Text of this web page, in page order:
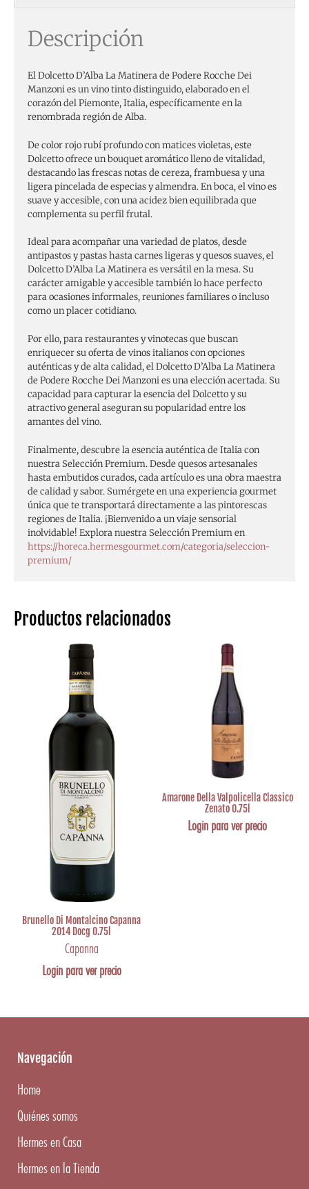
Productos relacionados
Brunello Di Montalcino Capanna
2014 Docg 0.75l
Capanna
Login para ver precio
Amarone Della Valpolicella Classico
Zenato 0.75l
Login para ver precio
Descripción
El Dolcetto D’Alba La Matinera de Podere Rocche Dei
Manzoni es un vino tinto distinguido, elaborado en el
corazón del Piemonte, Italia, específicamente en la
renombrada región de Alba.
De color rojo rubí profundo con matices violetas, este
Dolcetto ofrece un bouquet aromático lleno de vitalidad,
destacando las frescas notas de cereza, frambuesa y una
ligera pincelada de especias y almendra. En boca, el vino es
suave y accesible, con una acidez bien equilibrada que
complementa su perfil frutal.
Ideal para acompañar una variedad de platos, desde
antipastos y pastas hasta carnes ligeras y quesos suaves, el
Dolcetto D’Alba La Matinera es versátil en la mesa. Su
carácter amigable y accesible también lo hace perfecto
para ocasiones informales, reuniones familiares o incluso
como un placer cotidiano.
Por ello, para restaurantes y vinotecas que buscan
enriquecer su oferta de vinos italianos con opciones
auténticas y de alta calidad, el Dolcetto D’Alba La Matinera
de Podere Rocche Dei Manzoni es una elección acertada. Su
capacidad para capturar la esencia del Dolcetto y su
atractivo general aseguran su popularidad entre los
amantes del vino.
Finalmente, descubre la esencia auténtica de Italia con
nuestra Selección Premium. Desde quesos artesanales
hasta embutidos curados, cada artículo es una obra maestra
de calidad y sabor. Sumérgete en una experiencia gourmet
única que te transportará directamente a las pintorescas
regiones de Italia. ¡Bienvenido a un viaje sensorial
inolvidable! Explora nuestra Selección Premium en
https://horeca.hermesgourmet.com/categoria/seleccion-
premium/
Navegación
Home
Quiénes somos
Hermes en Casa
Hermes en la Tienda